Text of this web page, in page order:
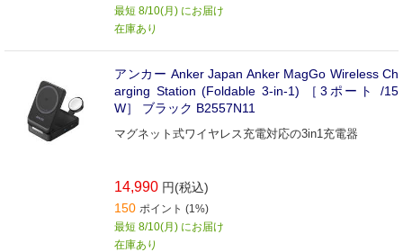
最短 8/10(月) にお届け
在庫あり
アンカー Anker Japan Anker MagGo Wireless Ch
arging Station (Foldable 3-in-1) ［3ポート /15
W］ ブラック B2557N11
マグネット式ワイヤレス充電対応の3in1充電器
14,990 円(税込)
150 ポイント (1%)
最短 8/10(月) にお届け
在庫あり